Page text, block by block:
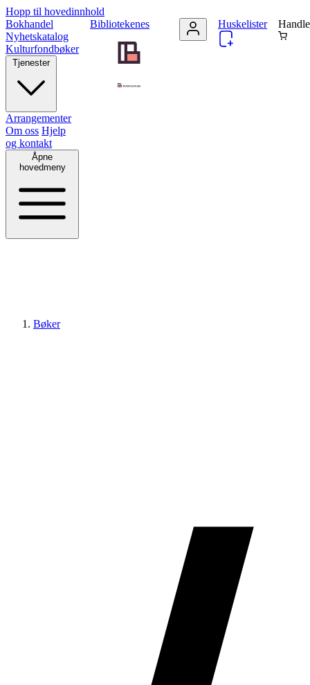
Hopp til hovedinnhold
Bibliotekenes
Bokhandel
Nyhetskatalog
Kulturfondbøker
Tjenester
Arrangementer
Om oss Hjelp
og kontakt
Åpne
hovedmeny
Huskelister
Bøker